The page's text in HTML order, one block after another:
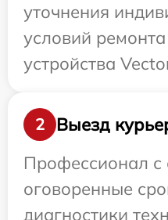
уточнения
условий
устройства
2
Выезд
Профессионал с
оговоренные
диагностики